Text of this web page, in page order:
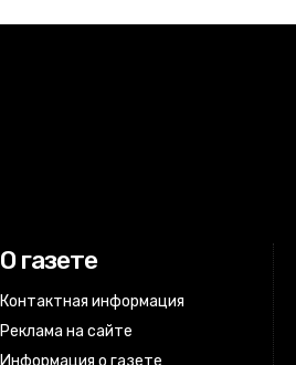
О газете
Контактная информация
Реклама на сайте
Информация о газете